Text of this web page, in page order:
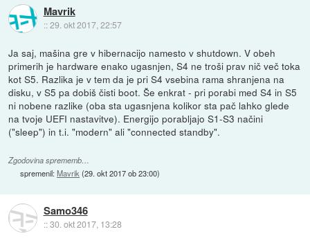
Mavrik
::29. okt 2017, 22:57
Ja saj, mašina gre v hibernacijo namesto v shutdown. V obeh
primerih je hardware enako ugasnjen, S4 ne troši prav nič več toka
kot S5. Razlika je v tem da je pri S4 vsebina rama shranjena na
disku, v S5 pa dobiš čisti boot. Še enkrat - pri porabi med S4 in S5
ni nobene razlike (oba sta ugasnjena kolikor sta pač lahko glede
na tvoje UEFI nastavitve). Energijo porabljajo S1-S3 načini
("sleep") in t.i. "modern" ali "connected standby".
Zgodovina sprememb…
spremenil:Mavrik(29. okt 2017 ob 23:00)
Samo346
::30. okt 2017, 13:28